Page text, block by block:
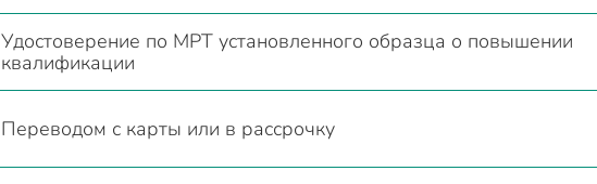
Удостоверение по МРТ установленного образца о повышении
квалификации
Переводом с карты или в рассрочку